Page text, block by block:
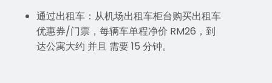
通过出租车：从机场出租车柜台购买出租车
优惠券/门票，每辆车单程净价 RM26，到
达公寓大约 并且 需要 15 分钟。